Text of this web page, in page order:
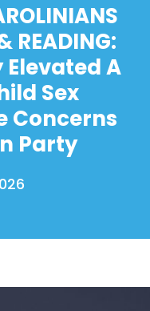
READING:
A
Sex
Concerns
Party